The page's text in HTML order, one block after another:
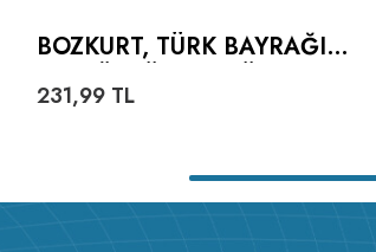
BOZKURT, TÜRK BAYRAĞI
YAZILI KADIN TIŞÖRT
231,99 TL